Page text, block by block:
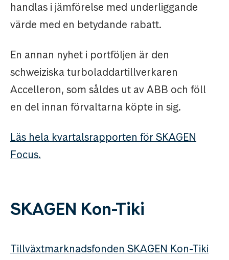
handlas i jämförelse med underliggande
värde med en betydande rabatt.
En annan nyhet i portföljen är den
schweiziska turboladdartillverkaren
Accelleron, som såldes ut av ABB och föll
en del innan förvaltarna köpte in sig.
Läs hela kvartalsrapporten för SKAGEN
Focus.
SKAGEN Kon-Tiki
Tillväxtmarknadsfonden SKAGEN Kon-Tiki